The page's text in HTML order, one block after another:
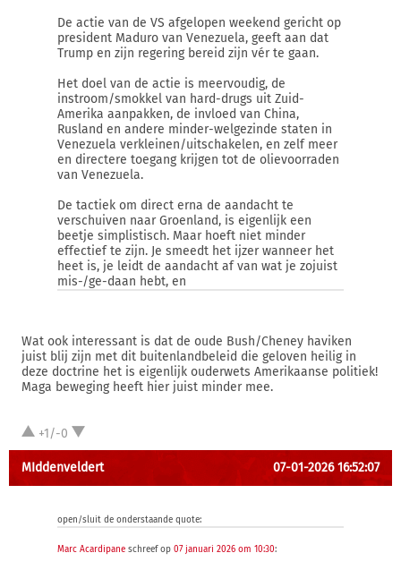
De actie van de VS afgelopen weekend gericht op
president Maduro van Venezuela, geeft aan dat
Trump en zijn regering bereid zijn vér te gaan.
Het doel van de actie is meervoudig, de
instroom/smokkel van hard-drugs uit Zuid-
Amerika aanpakken, de invloed van China,
Rusland en andere minder-welgezinde staten in
Venezuela verkleinen/uitschakelen, en zelf meer
en directere toegang krijgen tot de olievoorraden
van Venezuela.
De tactiek om direct erna de aandacht te
verschuiven naar Groenland, is eigenlijk een
beetje simplistisch. Maar hoeft niet minder
effectief te zijn. Je smeedt het ijzer wanneer het
heet is, je leidt de aandacht af van wat je zojuist
mis-/ge-daan hebt, en
Wat ook interessant is dat de oude Bush/Cheney haviken
juist blij zijn met dit buitenlandbeleid die geloven heilig in
deze doctrine het is eigenlijk ouderwets Amerikaanse politiek!
Maga beweging heeft hier juist minder mee.
+1/-0
MIddenveldert 07-01-2026 16:52:07
open/sluit de onderstaande quote:
Marc Acardipane schreef op 07 januari 2026 om 10:30: